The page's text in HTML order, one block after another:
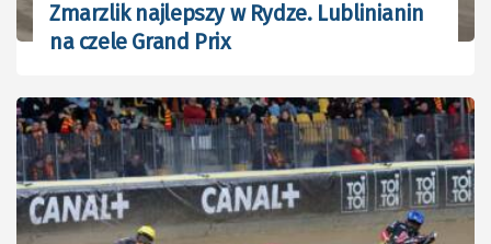
Zmarzlik najlepszy w Rydze. Lublinianin
na czele Grand Prix